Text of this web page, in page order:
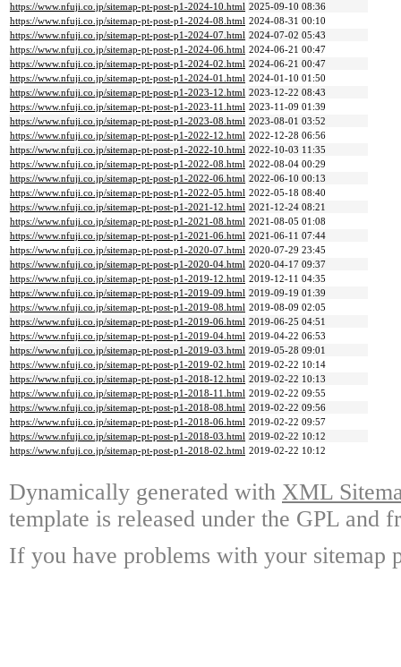
https://www.nfuji.co.jp/sitemap-pt-post-p1-2024-10.html 2025-09-10 08:36
https://www.nfuji.co.jp/sitemap-pt-post-p1-2024-08.html 2024-08-31 00:10
https://www.nfuji.co.jp/sitemap-pt-post-p1-2024-07.html 2024-07-02 05:43
https://www.nfuji.co.jp/sitemap-pt-post-p1-2024-06.html 2024-06-21 00:47
https://www.nfuji.co.jp/sitemap-pt-post-p1-2024-02.html 2024-06-21 00:47
https://www.nfuji.co.jp/sitemap-pt-post-p1-2024-01.html 2024-01-10 01:50
https://www.nfuji.co.jp/sitemap-pt-post-p1-2023-12.html 2023-12-22 08:43
https://www.nfuji.co.jp/sitemap-pt-post-p1-2023-11.html 2023-11-09 01:39
https://www.nfuji.co.jp/sitemap-pt-post-p1-2023-08.html 2023-08-01 03:52
https://www.nfuji.co.jp/sitemap-pt-post-p1-2022-12.html 2022-12-28 06:56
https://www.nfuji.co.jp/sitemap-pt-post-p1-2022-10.html 2022-10-03 11:35
https://www.nfuji.co.jp/sitemap-pt-post-p1-2022-08.html 2022-08-04 00:29
https://www.nfuji.co.jp/sitemap-pt-post-p1-2022-06.html 2022-06-10 00:13
https://www.nfuji.co.jp/sitemap-pt-post-p1-2022-05.html 2022-05-18 08:40
https://www.nfuji.co.jp/sitemap-pt-post-p1-2021-12.html 2021-12-24 08:21
https://www.nfuji.co.jp/sitemap-pt-post-p1-2021-08.html 2021-08-05 01:08
https://www.nfuji.co.jp/sitemap-pt-post-p1-2021-06.html 2021-06-11 07:44
https://www.nfuji.co.jp/sitemap-pt-post-p1-2020-07.html 2020-07-29 23:45
https://www.nfuji.co.jp/sitemap-pt-post-p1-2020-04.html 2020-04-17 09:37
https://www.nfuji.co.jp/sitemap-pt-post-p1-2019-12.html 2019-12-11 04:35
https://www.nfuji.co.jp/sitemap-pt-post-p1-2019-09.html 2019-09-19 01:39
https://www.nfuji.co.jp/sitemap-pt-post-p1-2019-08.html 2019-08-09 02:05
https://www.nfuji.co.jp/sitemap-pt-post-p1-2019-06.html 2019-06-25 04:51
https://www.nfuji.co.jp/sitemap-pt-post-p1-2019-04.html 2019-04-22 06:53
https://www.nfuji.co.jp/sitemap-pt-post-p1-2019-03.html 2019-05-28 09:01
https://www.nfuji.co.jp/sitemap-pt-post-p1-2019-02.html 2019-02-22 10:14
https://www.nfuji.co.jp/sitemap-pt-post-p1-2018-12.html 2019-02-22 10:13
https://www.nfuji.co.jp/sitemap-pt-post-p1-2018-11.html 2019-02-22 09:55
https://www.nfuji.co.jp/sitemap-pt-post-p1-2018-08.html 2019-02-22 09:56
https://www.nfuji.co.jp/sitemap-pt-post-p1-2018-06.html 2019-02-22 09:57
https://www.nfuji.co.jp/sitemap-pt-post-p1-2018-03.html 2019-02-22 10:12
https://www.nfuji.co.jp/sitemap-pt-post-p1-2018-02.html 2019-02-22 10:12
Dynamically generated with XML
template is released under the GPL and
If you have problems with your sitemap